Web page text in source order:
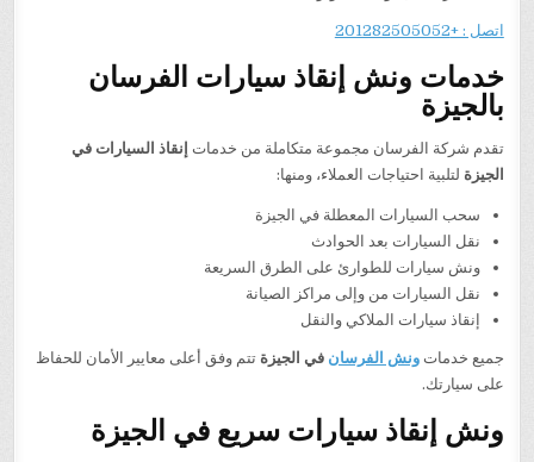
اتصل : +201282505052
خدمات ونش إنقاذ سيارات الفرسان
بالجيزة
تقدم شركة الفرسان مجموعة متكاملة من خدمات إنقاذ السيارات في
الجيزة لتلبية احتياجات العملاء، ومنها:
سحب السيارات المعطلة في الجيزة
نقل السيارات بعد الحوادث
ونش سيارات للطوارئ على الطرق السريعة
نقل السيارات من وإلى مراكز الصيانة
إنقاذ سيارات الملاكي والنقل
جميع خدماتونش الفرسان في الجيزة تتم وفق أعلى معايير الأمان للحفاظ
على سيارتك.
ونش إنقاذ سيارات سريع في الجيزة